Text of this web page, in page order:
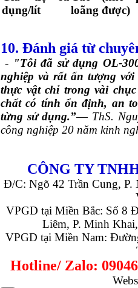
dụng/lít
loãng được)
10. Đánh giá từ
- "Tôi đã sử dụng OL-
nghiệp và rất ấn tượng
thực vật chỉ trong vài
chất có tính ổn định, an
từng sử dụng.”— ThS.
công nghiệp 20 năm kinh
CÔNG TY
Đ/C: Ngõ 42 Trần Cung, P.
VPGD tại Miền Bắc: Số 8
Liêm, P. Minh
VPGD tại Miền Nam:
Hotline/ Zalo: